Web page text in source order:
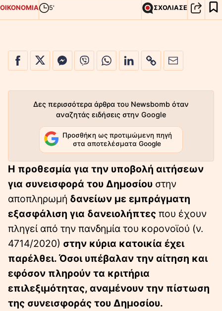
ΟΙΚΟΝΟΜΙΑ 5' ΣΧΟΛΙΑΣΕ
Δες περισσότερα άρθρα του Newsbomb όταν
αναζητάς ειδήσεις στην Google
Προσθήκη ως προτιμώμενη πηγή
στα αποτελέσματα Google
Η προθεσμία για την υποβολή αιτήσεων
για συνεισφορά του Δημοσίου στην
αποπληρωμή δανείων με εμπράγματη
εξασφάλιση για δανειολήπτες που έχουν
πληγεί από την πανδημία του κορονοϊού (ν.
4714/2020) στην κύρια κατοικία έχει
παρέλθει. Όσοι υπέβαλαν την αίτηση και
εφόσον πληρούν τα κριτήρια
επιλεξιμότητας, αναμένουν την πίστωση
της συνεισφοράς του Δημοσίου.